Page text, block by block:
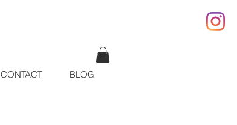
CONTACT BLOG